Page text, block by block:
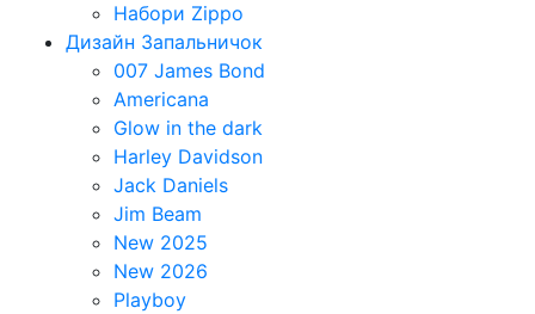
Набори Zippo
Дизайн Запальничок
007 James Bond
Americana
Glow in the dark
Harley Davidson
Jack Daniels
Jim Beam
New 2025
New 2026
Playboy